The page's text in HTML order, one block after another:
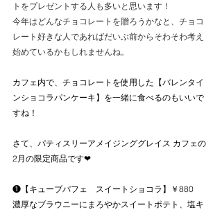
トをプレゼントする人も多いと思います！
今年はどんなチョコレートを贈ろうかなと、チョコ
レート好きな人であればだいぶ前からそわそわ考え
始めているかもしれませんね。
カフェ内で、チョコレートを使用した【バレンタイ
ンショコラパンケーキ】を一緒に食べるのもいいで
すね！
さて、パティスリーアメイジンググレイス カフェの
2月の限定商品です❤
❶【キューブパフェ　スイートショコラ】￥880
濃厚なブラウニーにまろやかスイートポテト、塩キ